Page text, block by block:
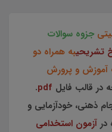
جزوه سوالات
تشریحیبه همراه دو
آموزش و پرورش
در قالب فایل pdf
.
ذهنی، خودآزمایی و
در آزمون استخدامی